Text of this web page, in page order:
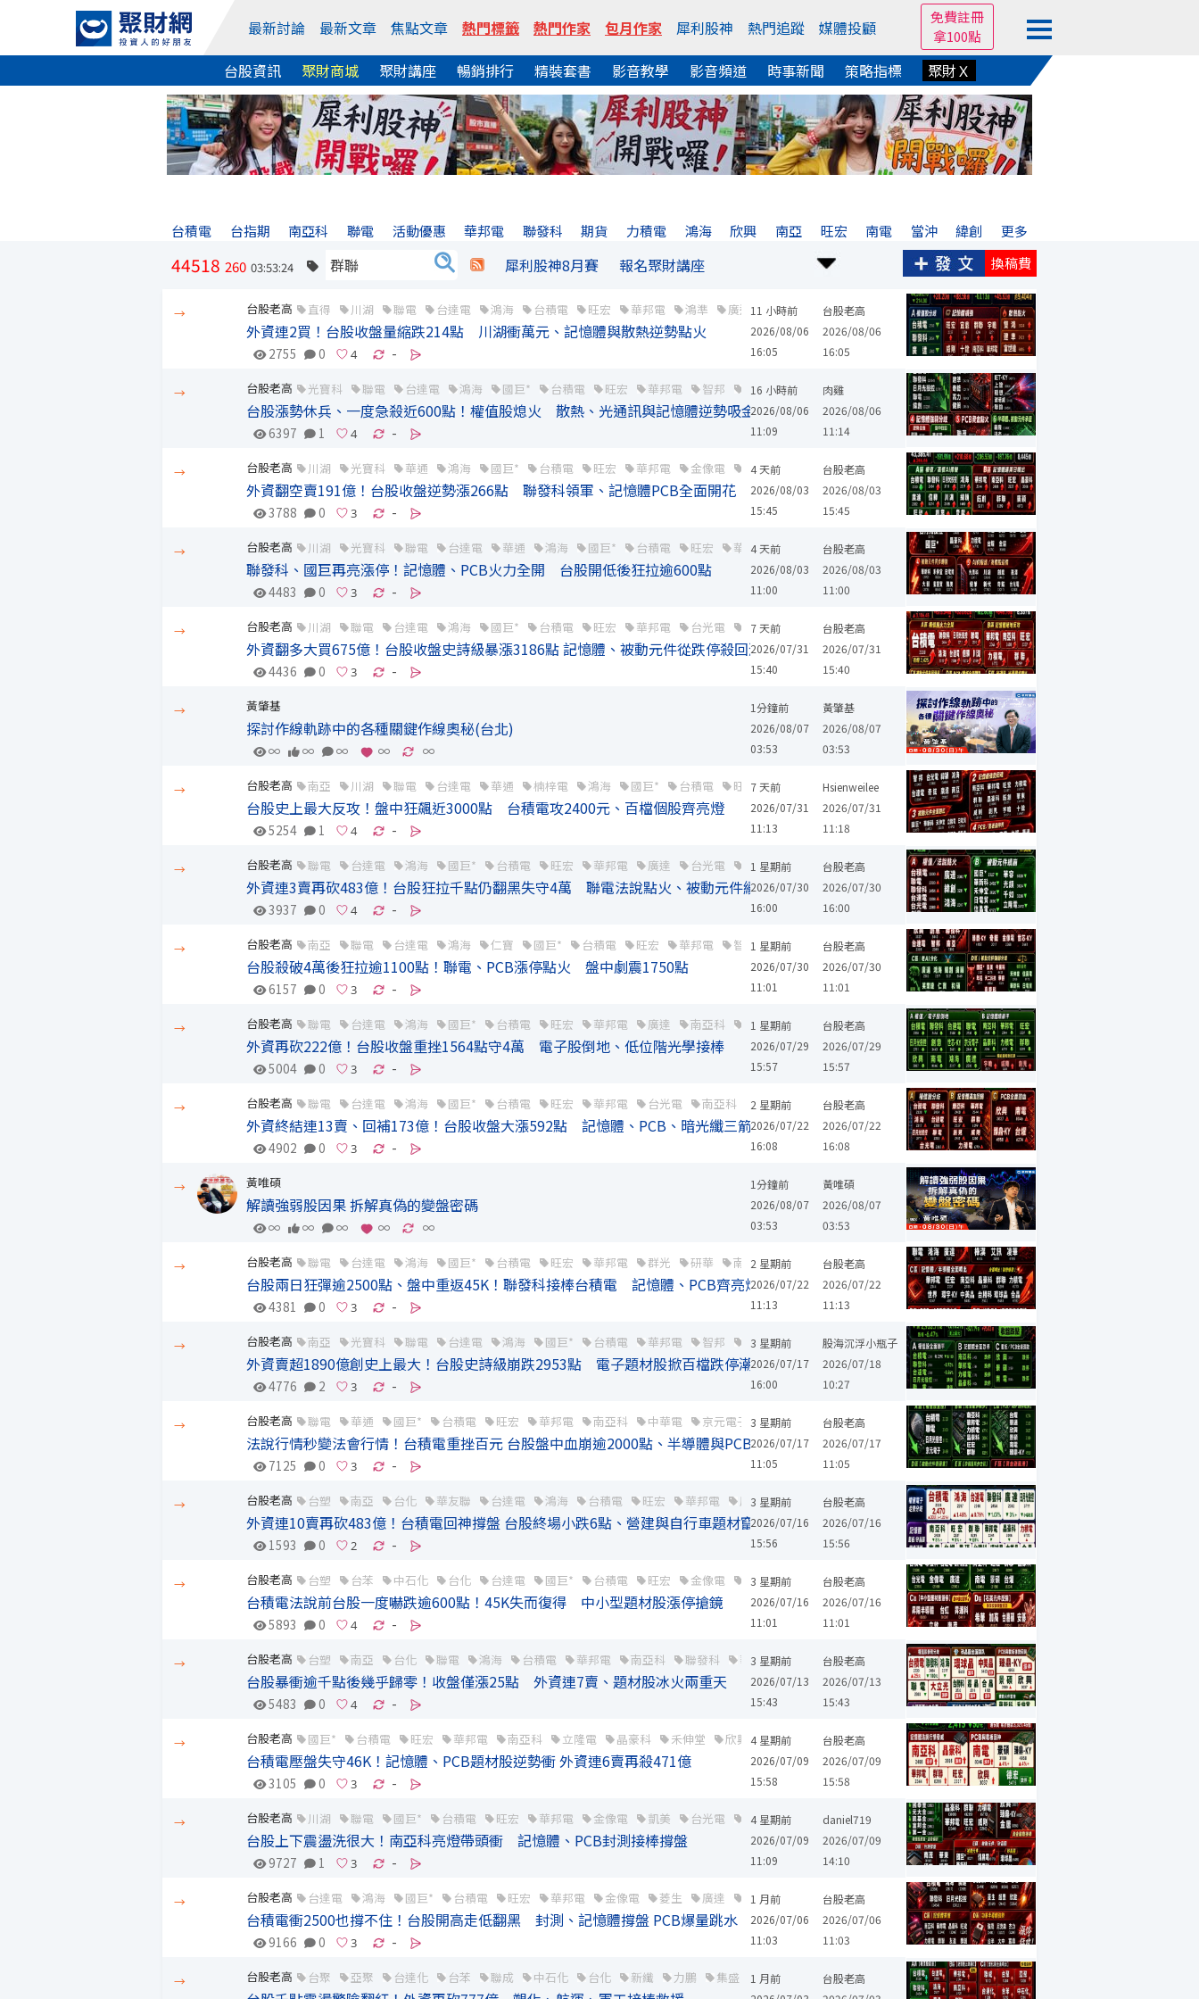
最新討論 最新文章 焦點文章 熱門標籤 熱門作家 包月作家 犀利股神 熱門追蹤 媒體投顧
免費註冊
拿100點
台股資訊 聚財商城 聚財講座 暢銷排行 精裝套書 影音教學 影音頻道 時事新聞 策略指標 聚財Ｘ
台積電 台指期 南亞科 聯電 活動優惠 華邦電 聯發科 期貨 力積電 鴻海 欣興 南亞 旺宏 南電 當沖 緯創 更多
44518 260 03:53:24 犀利股神8月賽 報名聚財講座 換稿費
→ 台股老高 直得 川湖 聯電 台達電 鴻海 台積電 旺宏 華邦電 鴻準 廣達 南亞科 建準 盟立 奇鋐 威剛
11 小時前
2026/08/06
16:05
外資連2買！台股收盤量縮跌214點 川湖衝萬元、記憶體與散熱逆勢點火
2755 0 -
台股老高
2026/08/06
16:05
→ 台股老高 光寶科 聯電 台達電 鴻海 國巨* 台積電 旺宏 華邦電 智邦 金像電 台光電 統懋 聯發科 義隆
16 小時前
2026/08/06
11:09
台股漲勢休兵、一度急殺近600點！權值股熄火 散熱、光通訊與記憶體逆勢吸金
6397 1 -
肉雞
2026/08/06
11:14
→ 台股老高 川湖 光寶科 華通 鴻海 國巨* 台積電 旺宏 華邦電 金像電 廣達 聯發科 華新科 晶豪科 奇鋐
4 天前
2026/08/03
15:45
外資翻空賣191億！台股收盤逆勢漲266點 聯發科領軍、記憶體PCB全面開花
3788 0 -
台股老高
2026/08/03
15:45
→ 台股老高 川湖 光寶科 聯電 台達電 華通 鴻海 國巨* 台積電 旺宏 華邦電 金像電 台光電 南亞科
4 天前
2026/08/03
11:00
聯發科、國巨再亮漲停！記憶體、PCB火力全開 台股開低後狂拉逾600點
4483 0 -
台股老高
2026/08/03
11:00
→ 台股老高 川湖 聯電 台達電 鴻海 國巨* 台積電 旺宏 華邦電 台光電 南亞科 聯發科 華新科 欣興 聯亞 日電貿
7 天前
2026/07/31
15:40
外資翻多大買675億！台股收盤史詩級暴漲3186點 記憶體、被動元件從跌停殺回漲停
4436 0 -
台股老高
2026/07/31
15:40
→ 黃肇基
1分鐘前
2026/08/07
03:53
探討作線軌跡中的各種關鍵作線奧秘(台北)
∞ ∞ ∞ ∞ ∞
黃肇基
2026/08/07
03:53
→ 台股老高 南亞 川湖 聯電 台達電 華通 楠梓電 鴻海 國巨* 台積電 旺宏 華邦電 智邦 燿華 金像電 凱美 廣達
7 天前
2026/07/31
11:13
台股史上最大反攻！盤中狂飆近3000點 台積電攻2400元、百檔個股齊亮燈
5254 1 -
Hsienweilee
2026/07/31
11:18
→ 台股老高 聯電 台達電 鴻海 國巨* 台積電 旺宏 華邦電 廣達 台光電 南亞科 聯發科 立隆電 華新科 晶豪科 禾伸堂
1 星期前
2026/07/30
16:00
外資連3賣再砍483億！台股狂拉千點仍翻黑失守4萬 聯電法說點火、被動元件續崩
3937 0 -
台股老高
2026/07/30
16:00
→ 台股老高 南亞 聯電 台達電 鴻海 仁寶 國巨* 台積電 旺宏 華邦電 智邦 英業達 金像電 凱美 廣達 台光電 南亞科
1 星期前
2026/07/30
11:01
台股殺破4萬後狂拉逾1100點！聯電、PCB漲停點火 盤中劇震1750點
6157 0 -
台股老高
2026/07/30
11:01
→ 台股老高 聯電 台達電 鴻海 國巨* 台積電 旺宏 華邦電 廣達 南亞科 京元電子 創見 聯發科 全新 華新科 晶豪科
1 星期前
2026/07/29
15:57
外資再砍222億！台股收盤重挫1564點守4萬 電子股倒地、低位階光學接棒
5004 0 -
台股老高
2026/07/29
15:57
→ 台股老高 聯電 台達電 鴻海 國巨* 台積電 旺宏 華邦電 台光電 南亞科 創見 聯發科 全新 大毅 華新科 亞航
2 星期前
2026/07/22
16:08
外資終結連13賣、回補173億！台股收盤大漲592點 記憶體、PCB、暗光纖三箭齊發
4902 0 -
台股老高
2026/07/22
16:08
→ 黃唯碩
1分鐘前
2026/08/07
03:53
解讀強弱股因果 拆解真偽的變盤密碼
∞ ∞ ∞ ∞ ∞
黃唯碩
2026/08/07
03:53
→ 台股老高 聯電 台達電 鴻海 國巨* 台積電 旺宏 華邦電 群光 研華 南亞科 聯發科 大毅 華新科 揚博 晶豪科
2 星期前
2026/07/22
11:13
台股兩日狂彈逾2500點、盤中重返45K！聯發科接棒台積電 記憶體、PCB齊亮燈
4381 0 -
台股老高
2026/07/22
11:13
→ 台股老高 南亞 光寶科 聯電 台達電 鴻海 國巨* 台積電 華邦電 智邦 金像電 台光電 南亞科 聯發科 華新科 晶豪科
3 星期前
2026/07/17
16:00
外資賣超1890億創史上最大！台股史詩級崩跌2953點 電子題材股掀百檔跌停潮
4776 2 -
股海沉浮小瓶子
2026/07/18
10:27
→ 台股老高 聯電 華通 國巨* 台積電 旺宏 華邦電 南亞科 中華電 京元電子 華新科 玉山金 兆豐金 晶豪科 嘉晶 奇鋐
3 星期前
2026/07/17
11:05
法說行情秒變法會行情！台積電重挫百元 台股盤中血崩逾2000點、半導體與PCB跌停成排
7125 0 -
台股老高
2026/07/17
11:05
→ 台股老高 台塑 南亞 台化 華友聯 台達電 鴻海 台積電 旺宏 華邦電 廣達 南亞科 聯發科 國建 京城 宏璟 晶豪科
3 星期前
2026/07/16
15:56
外資連10賣再砍483億！台積電回神撐盤 台股終場小跌6點、營建與自行車題材竄出
1593 0 -
台股老高
2026/07/16
15:56
→ 台股老高 台塑 台苯 中石化 台化 台達電 國巨* 台積電 旺宏 金像電 廣達 台光電 南亞科 聯發科 希華 晶豪科
3 星期前
2026/07/16
11:01
台積電法說前台股一度嚇跌逾600點！45K失而復得 中小型題材股漲停搶鏡
5893 0 -
台股老高
2026/07/16
11:01
→ 台股老高 台塑 南亞 台化 聯電 鴻海 台積電 華邦電 南亞科 聯發科 華新科 長榮航太 大立光 嘉晶 禾伸堂
3 星期前
2026/07/13
15:43
台股暴衝逾千點後幾乎歸零！收盤僅漲25點 外資連7賣、題材股冰火兩重天
5483 0 -
台股老高
2026/07/13
15:43
→ 台股老高 國巨* 台積電 旺宏 華邦電 南亞科 立隆電 晶豪科 禾伸堂 欣興 景碩 日月光投控 臻鼎-KY 德宏 頎邦 南電
4 星期前
2026/07/09
15:58
台積電壓盤失守46K！記憶體、PCB題材股逆勢衝 外資連6賣再殺471億
3105 0 -
台股老高
2026/07/09
15:58
→ 台股老高 川湖 聯電 國巨* 台積電 旺宏 華邦電 金像電 凱美 台光電 南亞科 京元電子 聯發科 立隆電 華新科
4 星期前
2026/07/09
11:09
台股上下震盪洗很大！南亞科亮燈帶頭衝 記憶體、PCB封測接棒撐盤
9727 1 -
daniel719
2026/07/09
14:10
→ 台股老高 台達電 鴻海 國巨* 台積電 旺宏 華邦電 金像電 菱生 廣達 台光電 南亞科 友達 超豐 京元電子 聯發科
1 月前
2026/07/06
11:03
台積電衝2500也撐不住！台股開高走低翻黑 封測、記憶體撐盤 PCB爆量跳水
9166 0 -
台股老高
2026/07/06
11:03
→ 台股老高 台聚 亞聚 台達化 台苯 聯成 中石化 台化 新纖 力鵬 集盛 南緯 弘裕 台船 聯電 台達電 鴻海 台積電
1 月前
台股老高